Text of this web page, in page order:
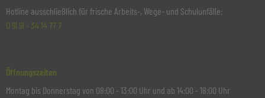
Hotline ausschließlich für frische Arbeits-, Wege- und Schulunfälle:
0 91 91 - 34 14 77 7
Öffnungszeiten
Montag bis Donnerstag von 08:00 - 13:00 Uhr und ab 14:00 - 18:00 Uhr